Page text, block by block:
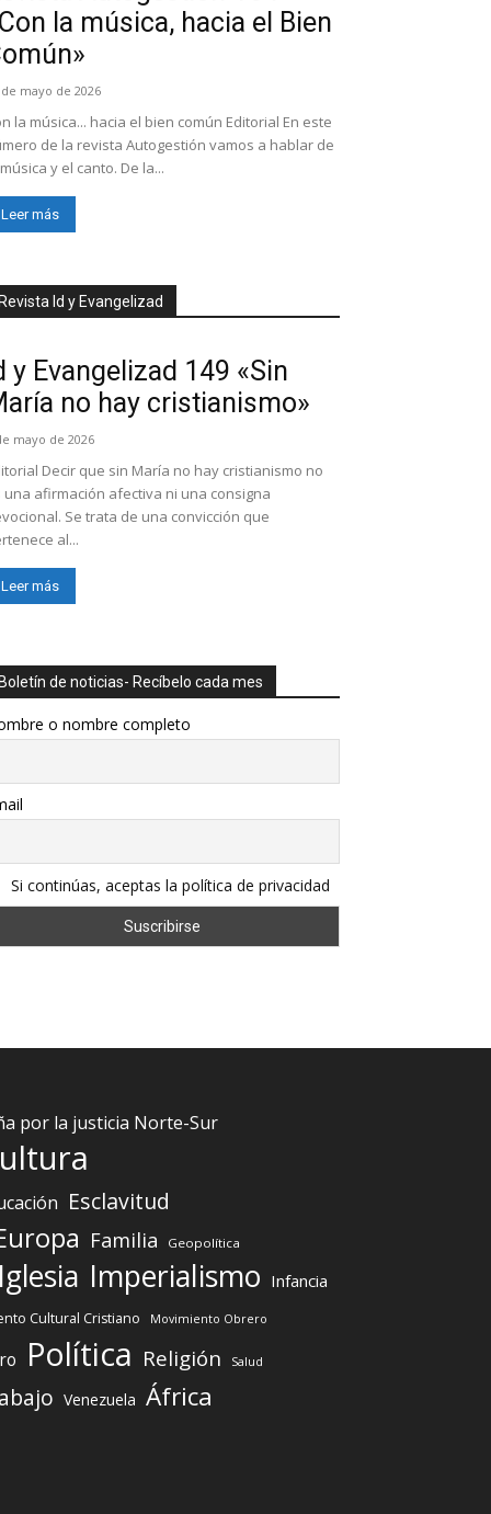
la música, hacia el Bien
mayo de 2026
la música... hacia el bien común Editorial En este
de la revista Autogestión vamos a hablar de
y el canto. De la...
Leer más
Revista Id y Evangelizad
y Evangelizad 149 «Sin
no hay cristianismo»
mayo de 2026
Decir que sin María no hay cristianismo no
una afirmación afectiva ni una consigna
Se trata de una convicción que
al...
Leer más
Boletín de noticias- Recíbelo cada mes
o nombre completo
Si continúas, aceptas la política de privacidad
por la justicia Norte-Sur
Esclavitud
Familia Geopolítica
Iglesia Imperialismo Infancia
Cultural Cristiano Movimiento Obrero
Política Religión Salud
Venezuela África